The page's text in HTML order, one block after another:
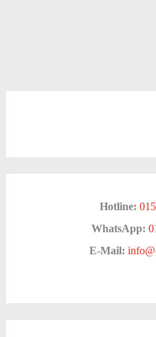
Hotline:
WhatsApp:
E-Mail: